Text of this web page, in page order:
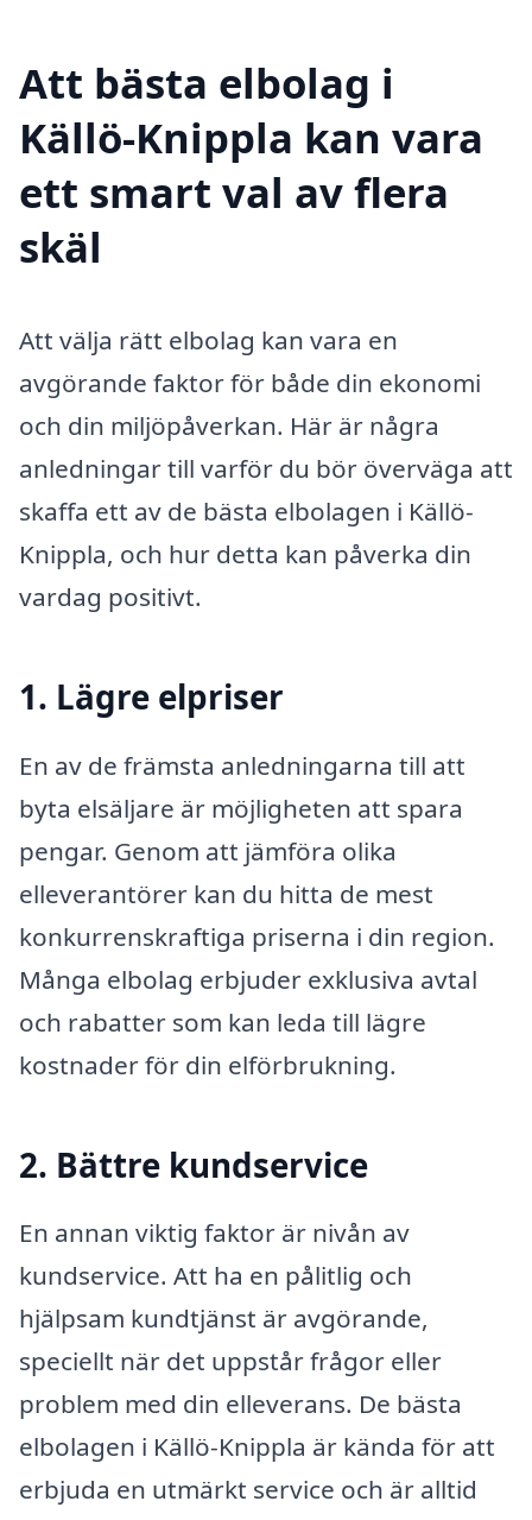
Att bästa elbolag i
Källö-Knippla kan vara
ett smart val av flera
skäl
Att välja rätt elbolag kan vara en
avgörande faktor för både din ekonomi
och din miljöpåverkan. Här är några
anledningar till varför du bör överväga att
skaffa ett av de bästa elbolagen i Källö-
Knippla, och hur detta kan påverka din
vardag positivt.
1. Lägre elpriser
En av de främsta anledningarna till att
byta elsäljare är möjligheten att spara
pengar. Genom att jämföra olika
elleverantörer kan du hitta de mest
konkurrenskraftiga priserna i din region.
Många elbolag erbjuder exklusiva avtal
och rabatter som kan leda till lägre
kostnader för din elförbrukning.
2. Bättre kundservice
En annan viktig faktor är nivån av
kundservice. Att ha en pålitlig och
hjälpsam kundtjänst är avgörande,
speciellt när det uppstår frågor eller
problem med din elleverans. De bästa
elbolagen i Källö-Knippla är kända för att
erbjuda en utmärkt service och är alltid